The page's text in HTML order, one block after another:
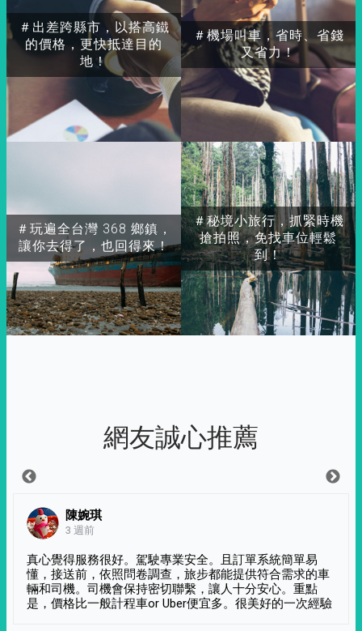
＃出差跨縣市，以搭高鐵
的價格，更快抵達目的
地！
＃玩遍全台灣 368 鄉鎮，
讓你去得了，也回得來！
＃秘境小旅行，抓緊時機
搶拍照，免找車位輕鬆
到！
＃機場叫車，省時、省錢
又省力！
網友誠心推薦
陳婉琪
3 週前
真心覺得服務很好。駕駛專業安全。且訂單系統簡單易
懂，接送前，依照問卷調查，旅步都能提供符合需求的車
輛和司機。司機會保持密切聯繫，讓人十分安心。重點
是，價格比一般計程車or Uber便宜多。很美好的一次經驗